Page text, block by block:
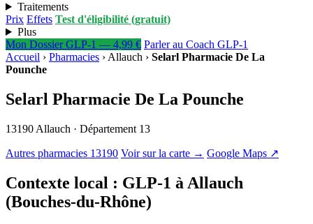
Traitements
Prix Effets Test d'éligibilité (gratuit)
Plus
Mon Dossier GLP-1 — 4,99 € Parler au Coach GLP-1
Accueil › Pharmacies › Allauch › Selarl Pharmacie De La
Pounche
Selarl Pharmacie De La Pounche
13190 Allauch · Département 13
Autres pharmacies 13190 Voir sur la carte → Google Maps ↗
Contexte local : GLP-1 à Allauch
(Bouches-du-Rhône)